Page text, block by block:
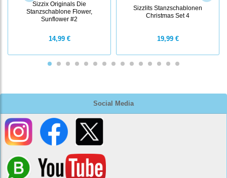
Social Media
Sizzix Originals Die
Stanzschablone Flower,
Sunflower #2
14,99 €
Sizzlits Stanzschablonen
Christmas Set 4
19,99 €